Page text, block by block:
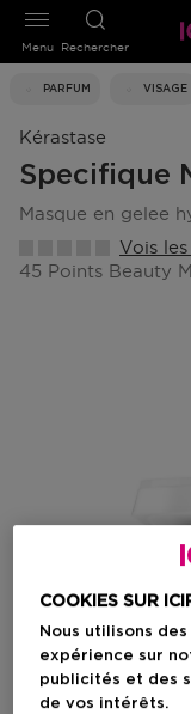
Rechercher
PARFUM VISAGE
Menu
Kérastase
Specifique
masque en gelee
Vois
45 Points Beauty
COOKIES SUR
Nous utilisons
expérience sur
publicités et des
de vos intérêts.